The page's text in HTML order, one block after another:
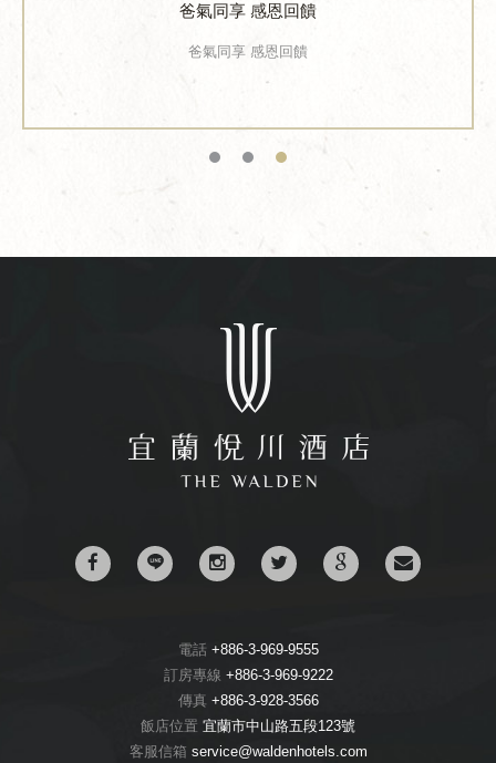
爸氣同享 感恩回饋
爸氣同享 感恩回饋
電話 +886-3-969-9555
訂房專線 +886-3-969-9222
傳真 +886-3-928-3566
飯店位置 宜蘭市中山路五段123號
客服信箱 service@waldenhotels.com